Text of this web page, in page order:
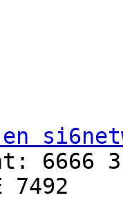
6666
7492